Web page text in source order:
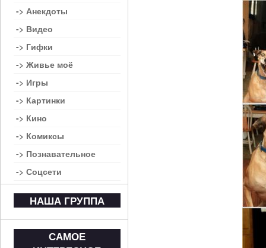
-> Анекдоты
-> Видео
-> Гифки
-> Живье моё
-> Игры
-> Картинки
-> Кино
-> Комиксы
-> Познавательное
-> Соцсети
НАША ГРУППА
САМОЕ